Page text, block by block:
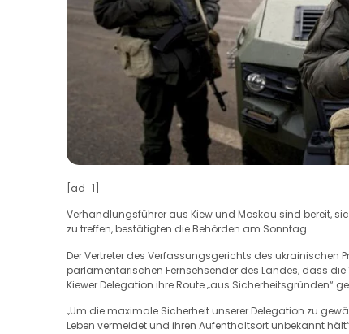
[ad_1]
Verhandlungsführer aus Kiew und Moskau sind bereit,
zu treffen, bestätigten die Behörden am Sonntag.
Der Vertreter des Verfassungsgerichts des ukrainischen
parlamentarischen Fernsehsender des Landes, dass
Kiewer Delegation ihre Route „aus Sicherheitsgründen“
„Um die maximale Sicherheit unserer Delegation zu
Leben vermeidet und ihren Aufenthaltsort unbekannt